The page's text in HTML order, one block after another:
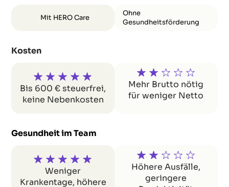
Mit HERO Care
Ohne
Gesundheitsförderung
Kosten
Bis 600 € steuerfrei,
keine Nebenkosten
Mehr Brutto nötig
für weniger Netto
Gesundheit im Team
Weniger
Krankentage, höhere
Höhere Ausfälle,
geringere